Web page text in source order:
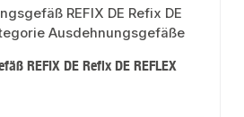
REFIX DE Refix DE REFLEX